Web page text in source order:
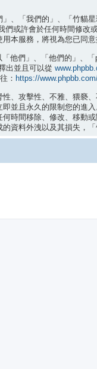
、「我們的」、「竹貓
們或許會於任何時間修改
本服務，將視為您已同意
他們」、「他們的」、
出並且可以從
： https://
、攻擊性、不雅、猥褻
並且永久的限制您的進
時間移除、修改、移動
資料外洩以及其損失，